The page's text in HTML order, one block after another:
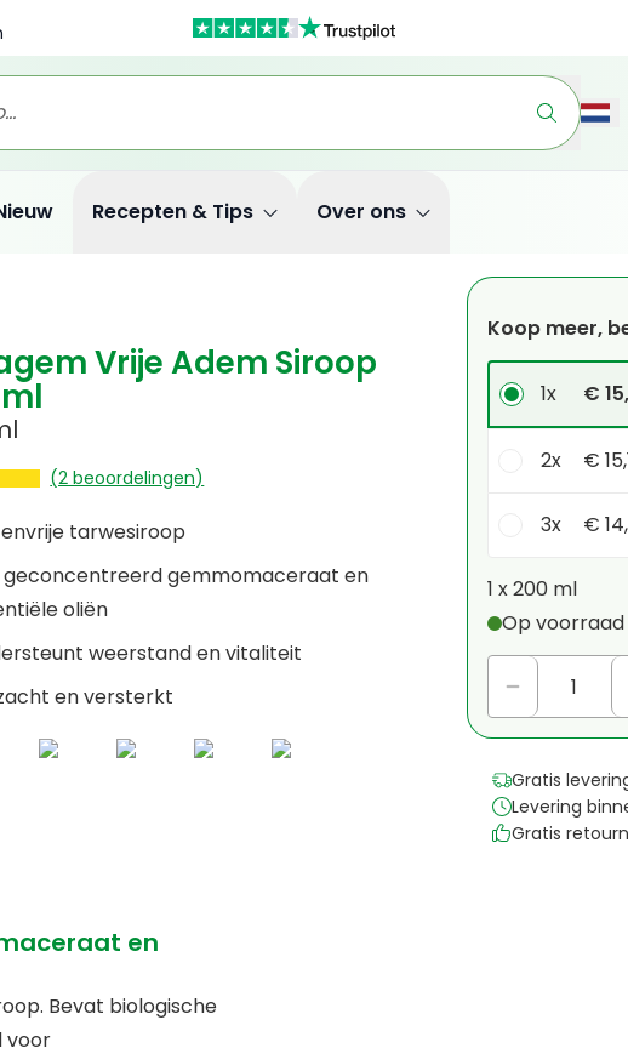
Recepten & Tips Over ons
Vrije Adem Siroop
(2 beoordelingen)
tarwesiroop
geconcentreerd gemmomaceraat en
oliën
weerstand en vitaliteit
en versterkt
Koop meer,
1x €
2x €
3x €
1x €
1 x200 ml
Op voorraad
Gratis
Levering
Gratis
en
Bevat biologische
voor